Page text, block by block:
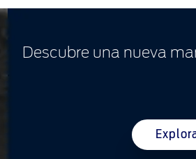
Descubre una nueva